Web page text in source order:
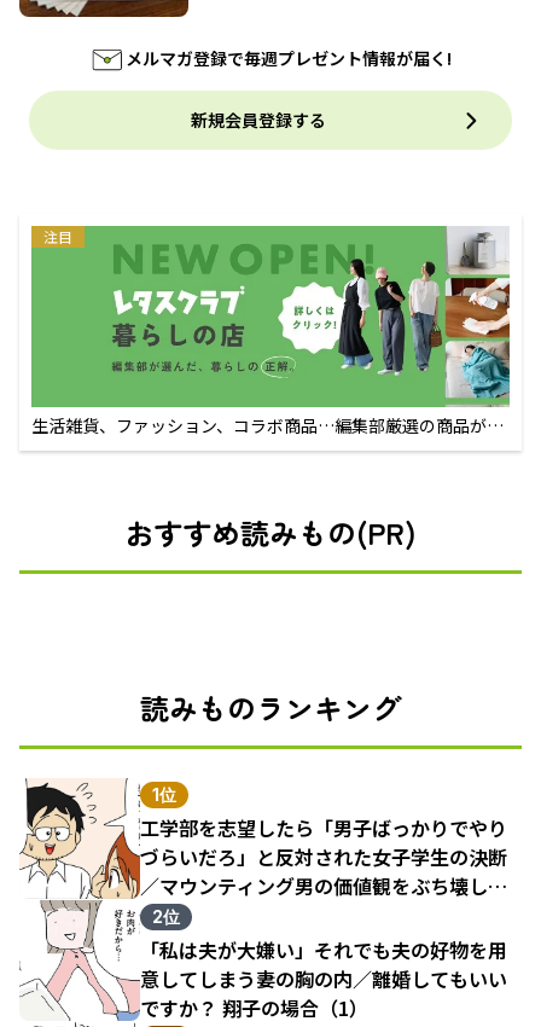
メルマガ登録で毎週プレゼント情報が届く!
新規会員登録する
注目
生活雑貨、ファッション、コラボ商品…編集部厳選の商品が買
えるECサイト
おすすめ読みもの(PR)
読みものランキング
1位
工学部を志望したら「男子ばっかりでやり
づらいだろ」と反対された女子学生の決断
／マウンティング男の価値観をぶち壊した
結果（1）
2位
「私は夫が大嫌い」それでも夫の好物を用
意してしまう妻の胸の内／離婚してもいい
ですか？ 翔子の場合（1）